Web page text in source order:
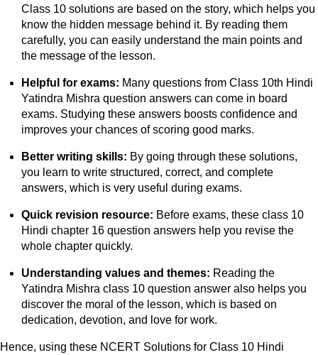
Class 10 solutions are based on the story, which helps you
know the hidden message behind it. By reading them
carefully, you can easily understand the main points and
the message of the lesson.
Helpful for exams: Many questions from Class 10th Hindi
Yatindra Mishra question answers can come in board
exams. Studying these answers boosts confidence and
improves your chances of scoring good marks.
Better writing skills: By going through these solutions,
you learn to write structured, correct, and complete
answers, which is very useful during exams.
Quick revision resource: Before exams, these class 10
Hindi chapter 16 question answers help you revise the
whole chapter quickly.
Understanding values and themes: Reading the
Yatindra Mishra class 10 question answer also helps you
discover the moral of the lesson, which is based on
dedication, devotion, and love for work.
Hence, using these NCERT Solutions for Class 10 Hindi